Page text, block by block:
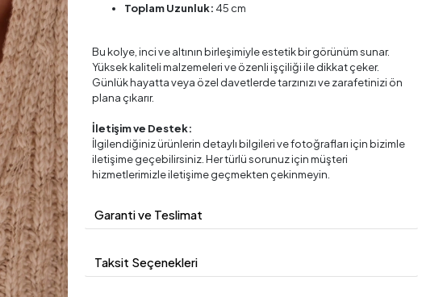
Toplam Uzunluk:45 cm
Bu kolye, inci ve altının birleşimiyle estetik bir görünüm sunar.
Yüksek kaliteli malzemeleri ve özenli işçiliği ile dikkat çeker.
Günlük hayatta veya özel davetlerde tarzınızı ve zarafetinizi ön
plana çıkarır.
İletişim ve Destek:
İlgilendiğiniz ürünlerin detaylı bilgileri ve fotoğrafları için bizimle
iletişime geçebilirsiniz. Her türlü sorunuz için müşteri
hizmetlerimizle iletişime geçmekten çekinmeyin.
Garanti ve Teslimat
Taksit Seçenekleri